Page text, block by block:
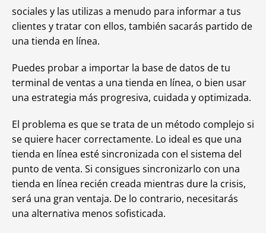
sociales y las utilizas a menudo para informar a tus
clientes y tratar con ellos, también sacarás partido de
una tienda en línea.
Puedes probar a importar la base de datos de tu
terminal de ventas a una tienda en línea, o bien usar
una estrategia más progresiva, cuidada y optimizada.
El problema es que se trata de un método complejo si
se quiere hacer correctamente. Lo ideal es que una
tienda en línea esté sincronizada con el sistema del
punto de venta. Si consigues sincronizarlo con una
tienda en línea recién creada mientras dure la crisis,
será una gran ventaja. De lo contrario, necesitarás
una alternativa menos sofisticada.